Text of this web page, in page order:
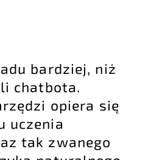
bardziej, niż
chatbota.
opiera się
uczenia
tak zwanego